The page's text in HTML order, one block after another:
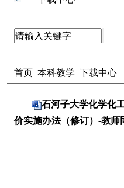
首页 本科教学 下载中心
石河子大学化学化
价实施办法（修订）-教